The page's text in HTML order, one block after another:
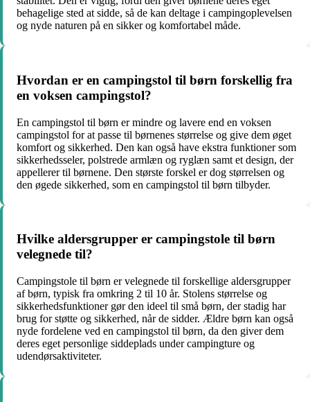
behagelige sted at sidde, så de kan deltage i campingoplevelsen
og nyde naturen på en sikker og komfortabel måde.
Hvordan er en campingstol til børn forskellig fra
en voksen campingstol?
En campingstol til børn er mindre og lavere end en voksen
campingstol for at passe til børnenes størrelse og give dem øget
komfort og sikkerhed. Den kan også have ekstra funktioner som
sikkerhedsseler, polstrede armlæn og ryglæn samt et design, der
appellerer til børnene. Den største forskel er dog størrelsen og
den øgede sikkerhed, som en campingstol til børn tilbyder.
Hvilke aldersgrupper er campingstole til børn
velegnede til?
Campingstole til børn er velegnede til forskellige aldersgrupper
af børn, typisk fra omkring 2 til 10 år. Stolens størrelse og
sikkerhedsfunktioner gør den ideel til små børn, der stadig har
brug for støtte og sikkerhed, når de sidder. Ældre børn kan også
nyde fordelene ved en campingstol til børn, da den giver dem
deres eget personlige siddeplads under campingture og
udendørsaktiviteter.